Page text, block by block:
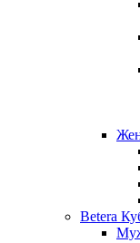
Betera